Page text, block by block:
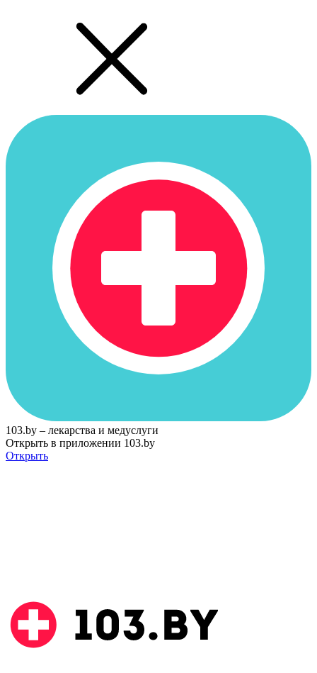
103.by – лекарства и медуслуги
Открыть в приложении 103.by
Открыть